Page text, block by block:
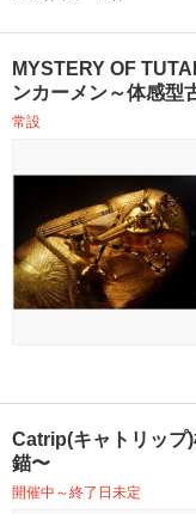
MYSTERY OF
ンカーメン～体感型
常設
Catrip(キャトリップ
錨〜
開催中～終了日未定